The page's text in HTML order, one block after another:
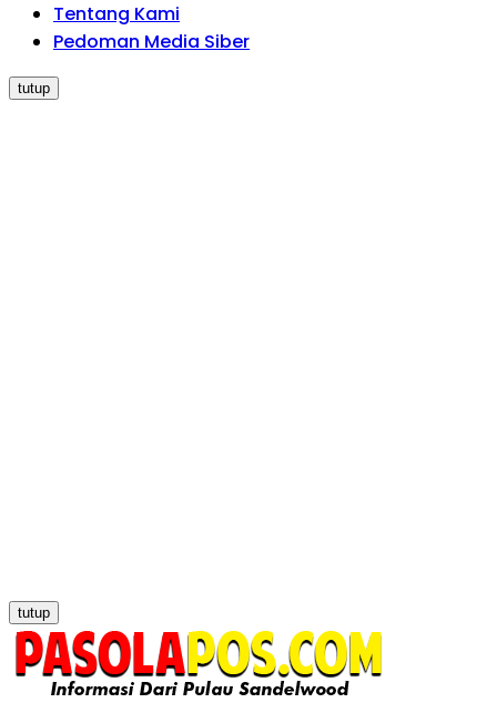
Tentang Kami
Pedoman Media Siber
tutup
tutup